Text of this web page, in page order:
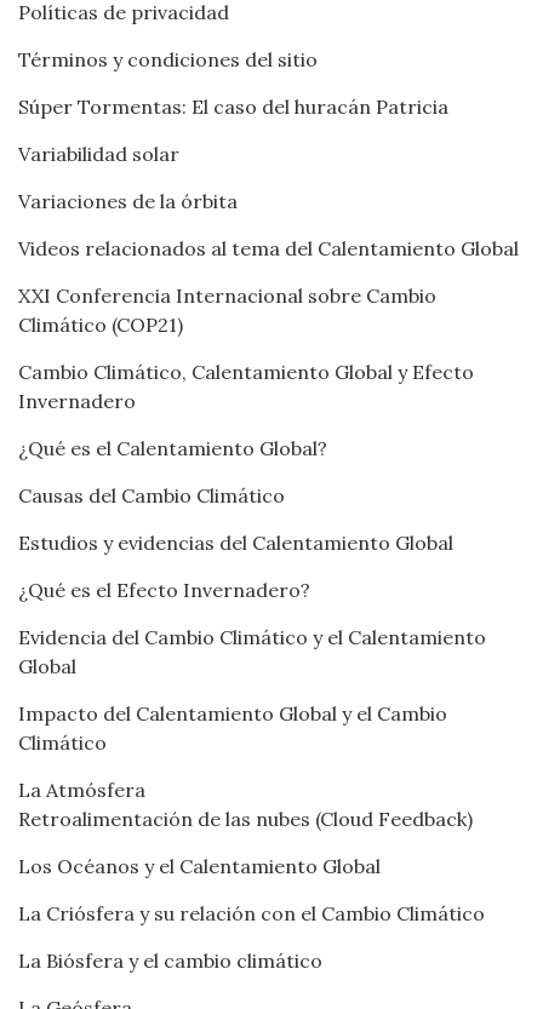
Políticas de privacidad
Términos y condiciones del sitio
Súper Tormentas: El caso del huracán Patricia
Variabilidad solar
Variaciones de la órbita
Videos relacionados al tema del Calentamiento Global
XXI Conferencia Internacional sobre Cambio
Climático (COP21)
Cambio Climático, Calentamiento Global y Efecto
Invernadero
¿Qué es el Calentamiento Global?
Causas del Cambio Climático
Estudios y evidencias del Calentamiento Global
¿Qué es el Efecto Invernadero?
Evidencia del Cambio Climático y el Calentamiento
Global
Impacto del Calentamiento Global y el Cambio
Climático
La Atmósfera
Retroalimentación de las nubes (Cloud Feedback)
Los Océanos y el Calentamiento Global
La Criósfera y su relación con el Cambio Climático
La Biósfera y el cambio climático